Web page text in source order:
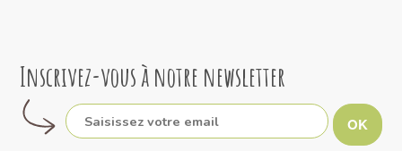
Inscrivez-vous à notre newsletter
OK